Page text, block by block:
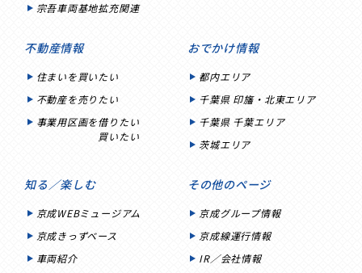
宗吾車両基地拡充関連
不動産情報
住まいを買いたい
不動産を売りたい
事業用区画を借りたい
買いたい
おでかけ情報
都内エリア
千葉県 印旛・北東エリア
千葉県 千葉エリア
茨城エリア
知る／楽しむ
京成WEBミュージアム
京成きっずベース
車両紹介
その他のページ
京成グループ情報
京成線運行情報
IR／会社情報